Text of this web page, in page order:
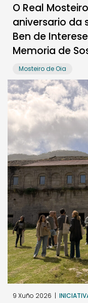
O Real
aniversario da
Ben de
Memoria de
Mosteiro de Oia
9 Xuño 2026 |